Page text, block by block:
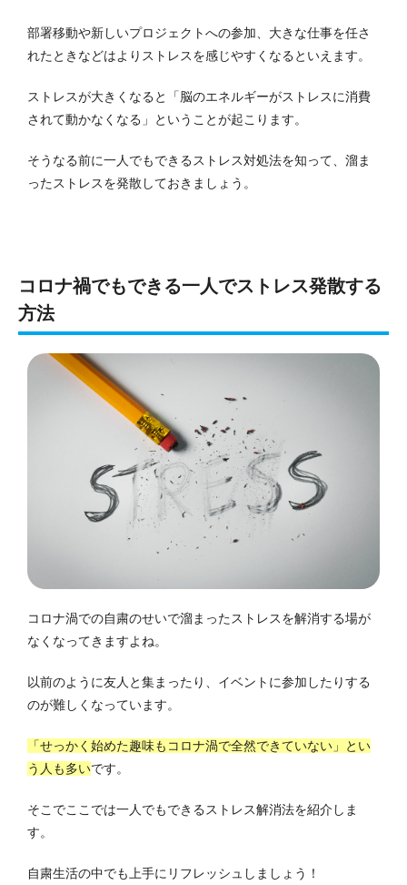
部署移動や新しいプロジェクトへの参加、大きな仕事を任さ
れたときなどはよりストレスを感じやすくなるといえます。
ストレスが大きくなると「脳のエネルギーがストレスに消費
されて動かなくなる」ということが起こります。
そうなる前に一人でもできるストレス対処法を知って、溜ま
ったストレスを発散しておきましょう。
コロナ禍でもできる一人でストレス発散する
方法
コロナ渦での自粛のせいで溜まったストレスを解消する場が
なくなってきますよね。
以前のように友人と集まったり、イベントに参加したりする
のが難しくなっています。
「せっかく始めた趣味もコロナ渦で全然できていない」とい
う人も多いです。
そこでここでは一人でもできるストレス解消法を紹介しま
す。
自粛生活の中でも上手にリフレッシュしましょう！